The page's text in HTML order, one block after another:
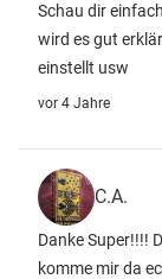
Schau dir
wird es gut
einstellt usw
vor 4 Jahre
C.A.
Danke Super!!!!
komme mir da